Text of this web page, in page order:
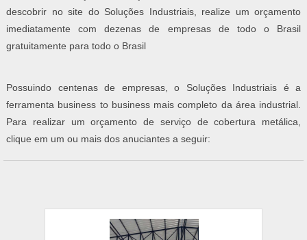
descobrir no site do Soluções Industriais, realize um orçamento
imediatamente com dezenas de empresas de todo o Brasil
gratuitamente para todo o Brasil
Possuindo centenas de empresas, o Soluções Industriais é a
ferramenta business to business mais completo da área industrial.
Para realizar um orçamento de serviço de cobertura metálica,
clique em um ou mais dos anuciantes a seguir: